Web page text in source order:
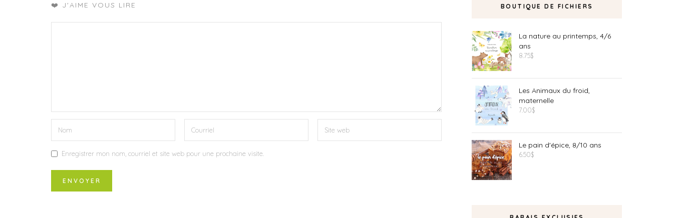
❤️ J'AIME VOUS LIRE
Enregistrer mon nom, courriel et site web pour une prochaine visite.
BOUTIQUE DE FICHIERS
La nature au printemps, 4/6
ans
8.75$
Les Animaux du froid,
maternelle
7.00$
Le pain d'épice, 8/10 ans
6.50$